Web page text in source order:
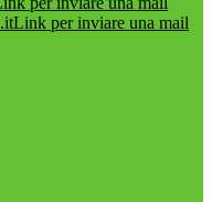
Link per inviare una mail